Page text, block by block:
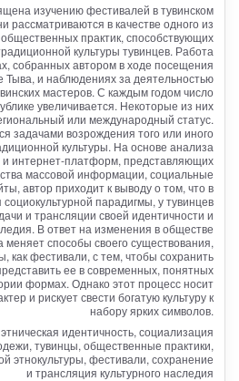
изучению фестивалей в тувинском
рассматриваются в качестве одного из
практик, способствующих
культуры тувинцев. Работа
собранных автором в ходе посещения
Тыва, и наблюдениях за деятельностью
мастеров. С каждым годом число
увеличивается. Некоторые из них
или международный статус.
задачами возрождения того или иного
культуры. На основе анализа
и интернет-платформ, представляющих
массовой информации, социальные
автор приходит к выводу о том, что в
парадигмы, у тувинцев
и трансляции своей идентичности и
В ответ на изменения в обществе
меняет способы своего существования,
как фестивали, с тем, чтобы сохранить
ее в современных, понятных
формах. Однако этот процесс носит
и рискует свести богатую культуру к
набору ярких символов.
этническая идентичность, социализация
тувинцы, общественные практики,
этнокультуры, фестивали, сохранение
и трансляция культурного наследия